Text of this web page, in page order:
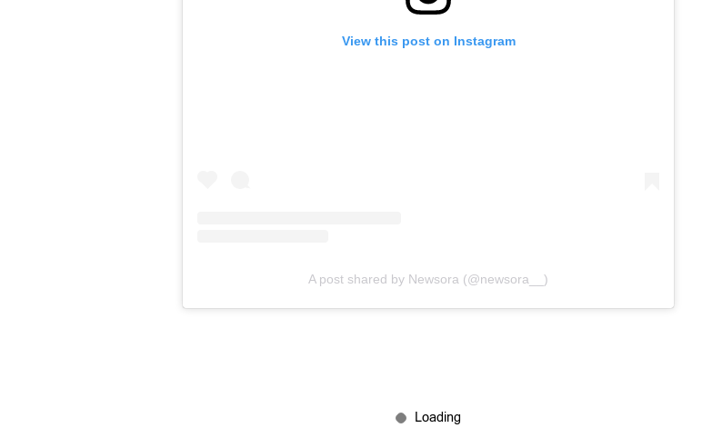
View this post on Instagram
A post shared by Newsora (@newsora__)